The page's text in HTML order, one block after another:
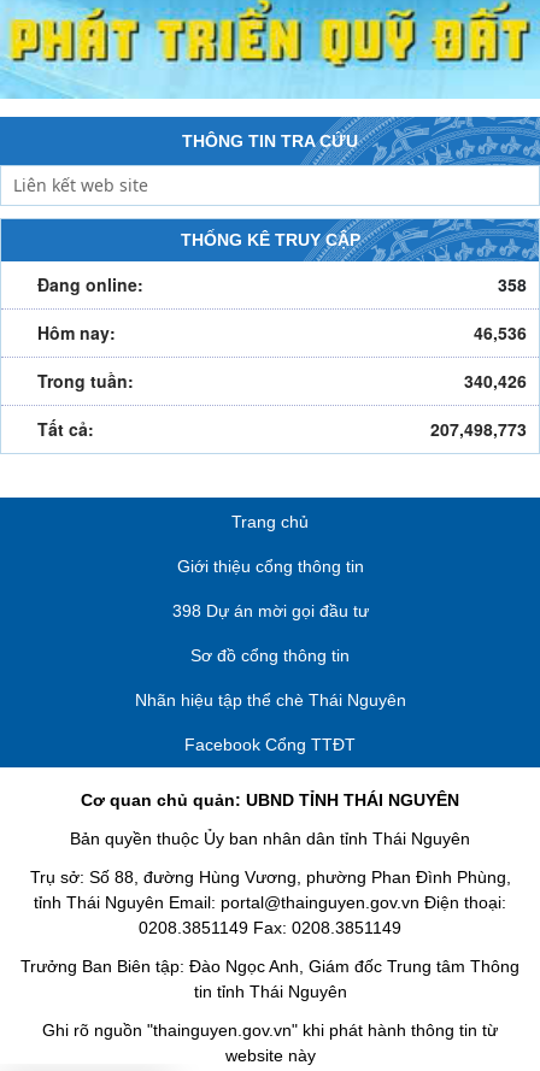
THÔNG TIN TRA CỨU
THỐNG KÊ TRUY CẬP
Đang online:
358
Hôm nay:
46,536
Trong tuần:
340,426
Tất cả:
207,498,773
Trang chủ
Giới thiệu cổng thông tin
398 Dự án mời gọi đầu tư
Sơ đồ cổng thông tin
Nhãn hiệu tập thể chè Thái Nguyên
Facebook Cổng TTĐT
Cơ quan chủ quản: UBND TỈNH THÁI NGUYÊN
Bản quyền thuộc Ủy ban nhân dân tỉnh Thái Nguyên
Trụ sở: Số 88, đường Hùng Vương, phường Phan Đình Phùng,
tỉnh Thái Nguyên Email: portal@thainguyen.gov.vn Điện thoại:
0208.3851149 Fax: 0208.3851149
Trưởng Ban Biên tập: Đào Ngọc Anh, Giám đốc Trung tâm Thông
tin tỉnh Thái Nguyên
Ghi rõ nguồn "thainguyen.gov.vn" khi phát hành thông tin từ
website này